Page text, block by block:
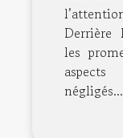
Derrière
les
négligés...